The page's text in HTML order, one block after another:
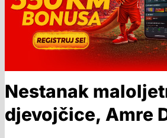
Nestanak
djevojčice, Amre